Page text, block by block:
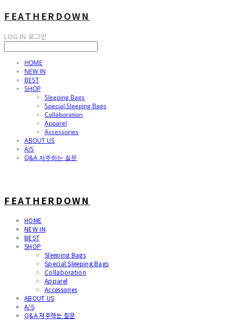
FEATHERDOWN
LOG IN 로그인
HOME
NEW IN
BEST
SHOP
Sleeping Bags
Special Sleeping Bags
Collaboration
Apparel
Accessories
ABOUT US
A/S
Q&A 자주하는 질문
FEATHERDOWN
HOME
NEW IN
BEST
SHOP
Sleeping Bags
Special Sleeping Bags
Collaboration
Apparel
Accessories
ABOUT US
A/S
Q&A 자주하는 질문